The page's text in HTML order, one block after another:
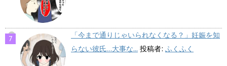
「今まで通りじゃいられなくなる？」妊娠を知
らない彼氏…大事な... 投稿者: ふくふく